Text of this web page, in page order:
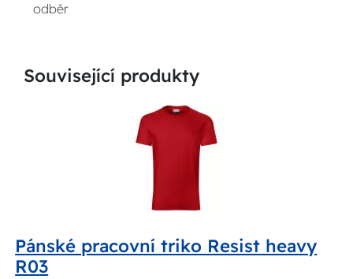
odběr
Související produkty
Pánské pracovní triko Resist heavy
R03